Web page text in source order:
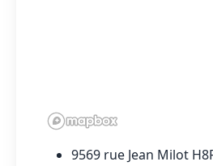
9569 rue Jean Milot